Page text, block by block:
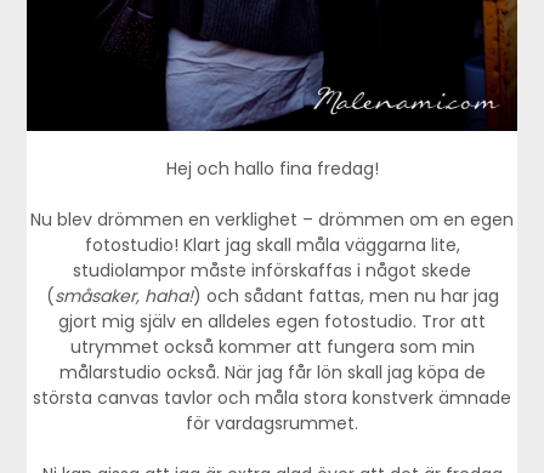
Hej och hallo fina fredag!
Nu blev drömmen en verklighet – drömmen om en egen
fotostudio! Klart jag skall måla väggarna lite,
studiolampor måste införskaffas i något skede
(småsaker, haha!) och sådant fattas, men nu har jag
gjort mig själv en alldeles egen fotostudio. Tror att
utrymmet också kommer att fungera som min
målarstudio också. När jag får lön skall jag köpa de
största canvas tavlor och måla stora konstverk ämnade
för vardagsrummet.